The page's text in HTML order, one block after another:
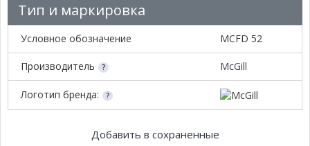
Тип и маркировка
Условное обозначение MCFD 52
Производитель McGill
Логотип бренда:
Добавить в сохраненные